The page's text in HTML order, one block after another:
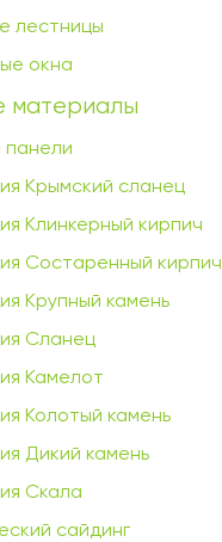
лестницы
окна
материалы
Крымский сланец
Клинкерный кирпич
Состаренный кирпич
Крупный камень
Сланец
Камелот
Колотый камень
Дикий камень
Скала
сайдинг